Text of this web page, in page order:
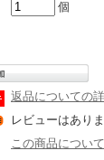
個
返品についての
レビューはあり
この商品につい